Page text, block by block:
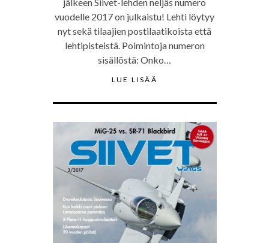
vuodelle 2017 on julkaistu! Lehti löytyy
nyt sekä tilaajien postilaatikoista että
lehtipisteistä. Poimintoja numeron
sisällöstä: Onko…
LUE LISÄÄ